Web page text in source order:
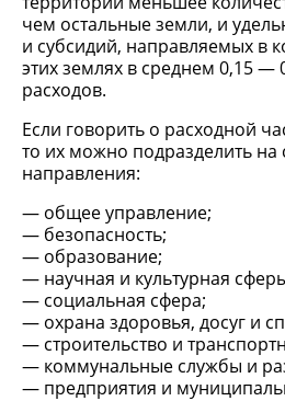
чем остальные земли, и
и субсидий, направляемых в
этих землях в среднем 0,15 —
расходов.
Если говорить о расходной
то их можно подразделить
направления:
общее управление;
безопасность;
образование;
научная и культурная
социальная сфера;
охрана здоровья, досуг и
строительство и
коммунальные службы и
предприятия и